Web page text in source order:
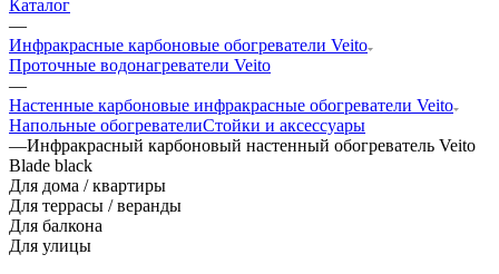
Каталог
—
Инфракрасные карбоновые обогреватели Veito
Проточные водонагреватели Veito
—
Настенные карбоновые инфракрасные обогреватели Veito
Напольные обогревателиСтойки и аксессуары
—Инфракрасный карбоновый настенный обогреватель Veito
Blade black
Для дома / квартиры
Для террасы / веранды
Для балкона
Для улицы